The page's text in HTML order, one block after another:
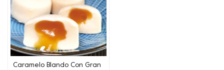
Caramelo Blando Con Gran